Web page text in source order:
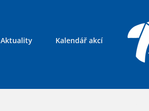
Aktuality Kalendář akcí